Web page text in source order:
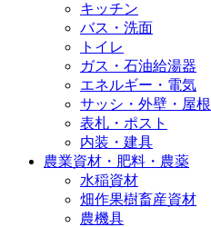
キッチン
バス・洗面
トイレ
ガス・石油給湯器
エネルギー・電気
サッシ・外壁・屋根
表札・ポスト
内装・建具
農業資材・肥料・農薬
水稲資材
畑作果樹畜産資材
農機具